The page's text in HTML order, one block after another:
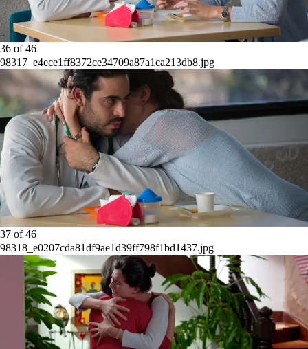
36 of46
98317_e4ece1ff8372ce34709a87a1ca213db8.jpg
37 of46
98318_e0207cda81df9ae1d39ff798f1bd1437.jpg